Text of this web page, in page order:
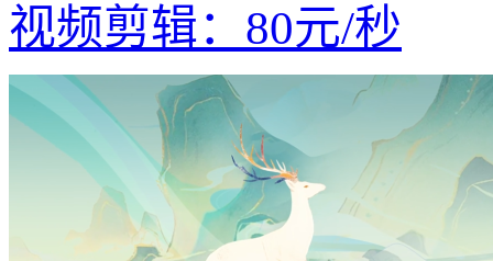
视频剪辑： 80元/秒